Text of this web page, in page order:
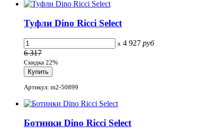
Туфли Dino Ricci Select
x 4 927 руб
6 317
Скидка 22%
Артикул: m2-50899
Ботинки Dino Ricci Select